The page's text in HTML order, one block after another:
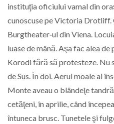
instituţia oficiului vamal din
cunoscuse pe Victoria Drotliff.
Burgtheater‑ul din Viena.
luase de mână. Aşa fac alea
Korodi fără să protesteze. Nu
de Sus. În doi. Aerul moale al
Monte aveau o blândeţe
cetăţeni, în aprilie, când
întuneca brusc. Tunetele şi